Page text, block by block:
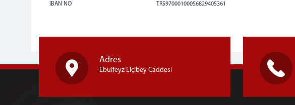
IBAN NO TR597000100056829405361
Adres
Ebulfeyz Elçibey Caddesi